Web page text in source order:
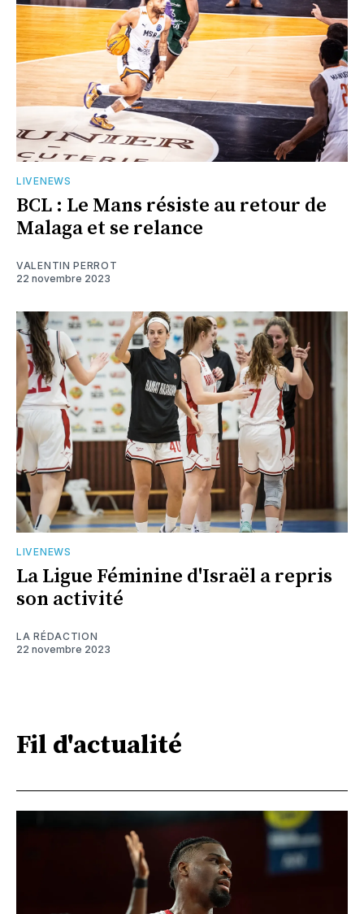
LIVENEWS
BCL : Le Mans résiste au retour de
Malaga et se relance
VALENTIN PERROT
22 novembre 2023
LIVENEWS
La Ligue Féminine d'Israël a repris
son activité
LA RÉDACTION
22 novembre 2023
Fil d'actualité